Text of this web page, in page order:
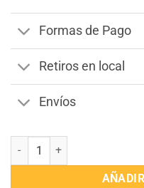
Formas de Pago
Retiros en local
Envíos
Mochila Disney Paw Patrol